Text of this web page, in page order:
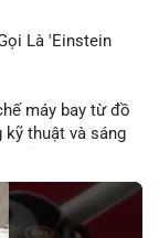
Là 'Einstein
máy bay từ đồ
kỹ thuật và sáng
bay, được
tựu này
mà còn thể